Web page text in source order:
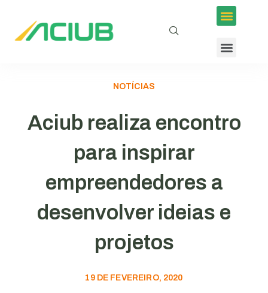
NOTÍCIAS
Aciub realiza encontro
para inspirar
empreendedores a
desenvolver ideias e
projetos
19 DE FEVEREIRO, 2020